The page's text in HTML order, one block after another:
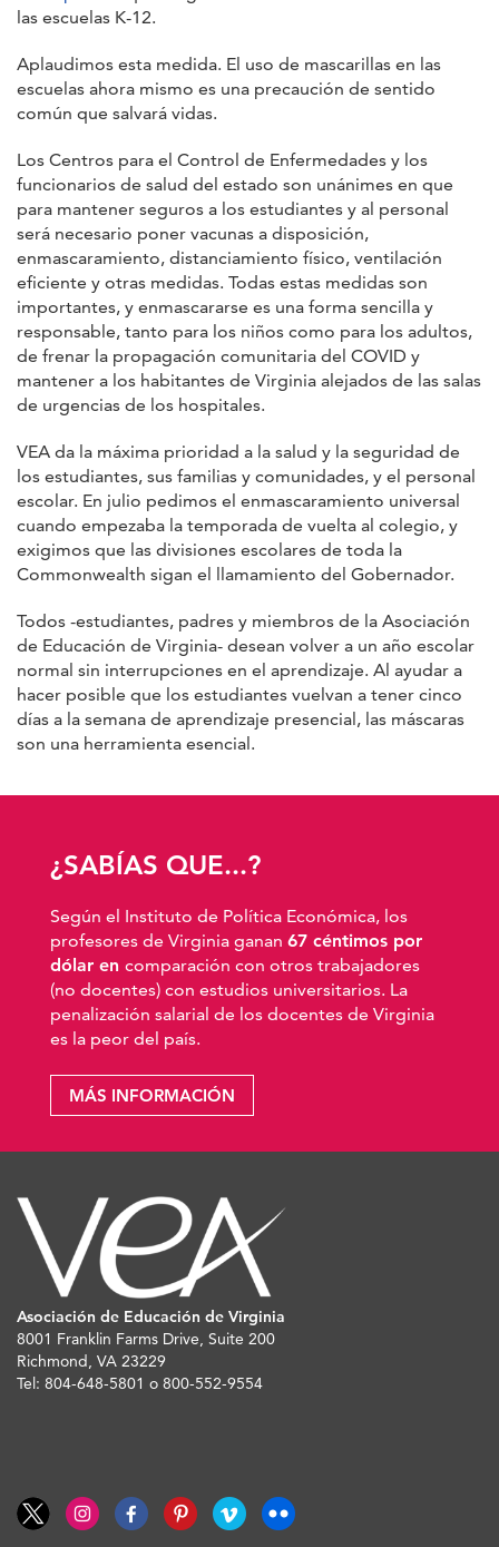
las escuelas K-12.
Aplaudimos esta medida. El uso de mascarillas en las
escuelas ahora mismo es una precaución de sentido
común que salvará vidas.
Los Centros para el Control de Enfermedades y los
funcionarios de salud del estado son unánimes en que
para mantener seguros a los estudiantes y al personal
será necesario poner vacunas a disposición,
enmascaramiento, distanciamiento físico, ventilación
eficiente y otras medidas. Todas estas medidas son
importantes, y enmascararse es una forma sencilla y
responsable, tanto para los niños como para los adultos,
de frenar la propagación comunitaria del COVID y
mantener a los habitantes de Virginia alejados de las salas
de urgencias de los hospitales.
VEA da la máxima prioridad a la salud y la seguridad de
los estudiantes, sus familias y comunidades, y el personal
escolar. En julio pedimos el enmascaramiento universal
cuando empezaba la temporada de vuelta al colegio, y
exigimos que las divisiones escolares de toda la
Commonwealth sigan el llamamiento del Gobernador.
Todos -estudiantes, padres y miembros de la Asociación
de Educación de Virginia- desean volver a un año escolar
normal sin interrupciones en el aprendizaje. Al ayudar a
hacer posible que los estudiantes vuelvan a tener cinco
días a la semana de aprendizaje presencial, las máscaras
son una herramienta esencial.
¿SABÍAS QUE...?
Según el Instituto de Política Económica, los
profesores de Virginia ganan 67 céntimos por
dólar en comparación con otros trabajadores
(no docentes) con estudios universitarios. La
penalización salarial de los docentes de Virginia
es la peor del país.
MÁS INFORMACIÓN
Asociación de Educación de Virginia
8001 Franklin Farms Drive, Suite 200
Richmond, VA 23229
Tel: 804-648-5801 o 800-552-9554